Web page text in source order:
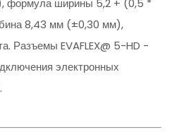
формула ширины 5,2 + (0,5 *
8,43 мм (±0,30 мм),
Разъемы EVAFLEX@ 5-HD -
электронных